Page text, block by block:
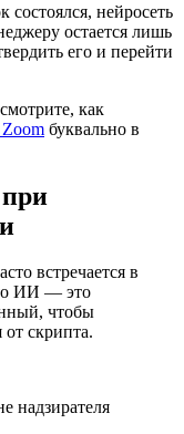
нейросеть
остается лишь
его и перейти
как
Zoom буквально в
встречается в
ИИ — это
чтобы
скрипта.
надзирателя